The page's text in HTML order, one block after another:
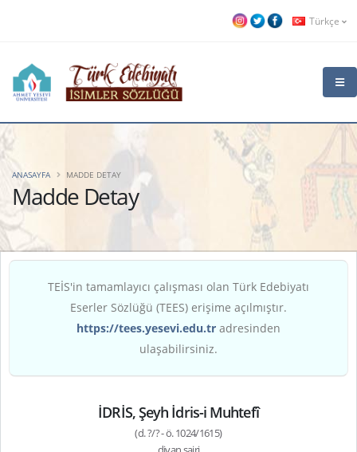
Türkçe
Madde Detay
ANASAYFA MADDE DETAY
TEİS'in tamamlayıcı çalışması olan Türk Edebiyatı
Eserler Sözlüğü (TEES) erişime açılmıştır.
https://tees.yesevi.edu.tr adresinden
ulaşabilirsiniz.
İDRİS, Şeyh İdris-i Muhtefî
(d. ?/? - ö. 1024/1615)